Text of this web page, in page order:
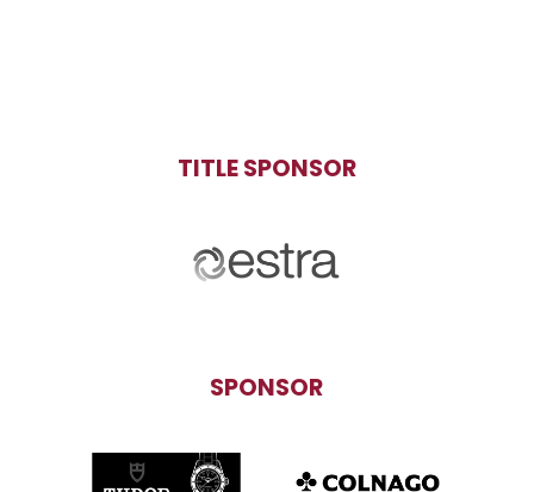
TITLE SPONSOR
SPONSOR